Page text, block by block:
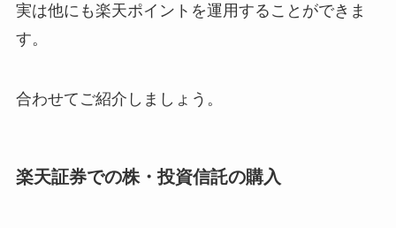
実は他にも楽天ポイントを運用することができま
す。
合わせてご紹介しましょう。
楽天証券での株・投資信託の購入